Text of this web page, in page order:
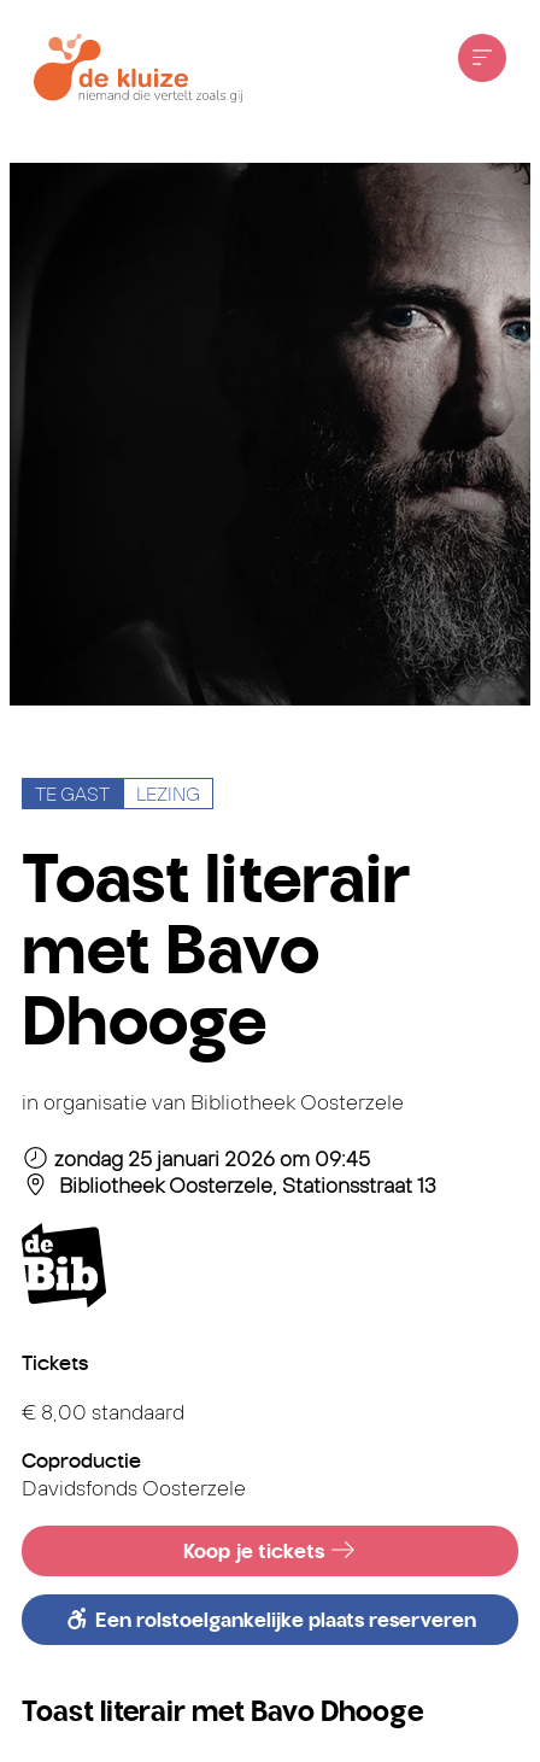
TE GAST LEZING
Toast literair
met Bavo
Dhooge
in organisatie van Bibliotheek Oosterzele
zondag 25 januari 2026om 09:45
Bibliotheek Oosterzele, Stationsstraat 13
Tickets
€ 8,00 standaard
Coproductie
Davidsfonds Oosterzele
Koop je tickets
Een rolstoelgankelijke plaats reserveren
Toast literair met Bavo Dhooge